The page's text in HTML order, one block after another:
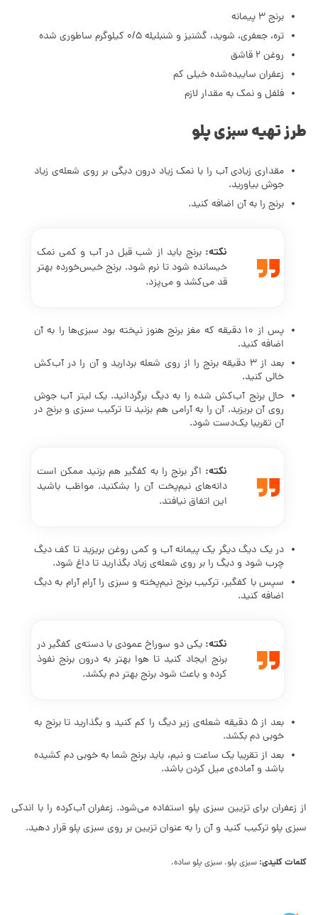
برنج 3 پیمانه
تره، جعفری، شوید، گشنیز و شنبلیله 0/5 کیلوگرم ساطوری شده
روغن 2 قاشق
زعفران ساییده‌شده خیلی کم
فلفل و نمک به مقدار لازم
طرز تهیه سبزی پلو
مقداری زیادی آب را با نمک زیاد درون دیگی بر روی شعله‌ی زیاد
جوش بیاورید.
برنج را به آن اضافه کنید.
نکته:‌ برنج باید از شب قبل در آب و کمی نمک
خیسانده شود تا نرم شود. برنج خیس‌خورده بهتر
قد می‌کشد و می‌پزد.
پس از 10 دقیقه که مغز برنج هنوز نپخته بود سبزی‌ها را به آن
اضافه کنید.
بعد از 3 دقیقه برنج را از روی شعله بردارید و آن را در آب‌کش
خالی کنید.
حال برنج آب‌کش شده را به دیگ برگردانید. یک لیتر آب جوش
روی آن بریزید. آن را به آرامی هم بزنید تا ترکیب سبزی و برنج در
آن تقریبا یک‌دست شود.
نکته: اگر برنج را به کفگیر هم بزنید ممکن است
دانه‌های نیم‌پخت آن را بشکنید. مواظب باشید
این اتفاق نیافتد.
در یک دیگ دیگر یک پیمانه آب و کمی روغن بریزید تا کف دیگ
چرب شود و دیگ را بر روی شعله‌ی زیاد بگذارید تا داغ شود.
سپس با کفگیر، ترکیب برنج نیم‌پخته و سبزی را آرام آرام به دیگ
اضافه کنید.
نکته: یکی دو سوراخ عمودی با دسته‌ی کفگیر در
برنج ایجاد کنید تا هوا بهتر به درون برنج نفوذ
کرده و باعث شود برنج بهتر دم بکشد.
بعد از 5 دقیقه شعله‌ی زیر دیگ را کم کنید و بگذارید تا برنج به
خوبی دم بکشد.
بعد از تقریبا یک ساعت و نیم، باید برنج شما به خوبی دم کشیده
باشد و آماده‌ی میل کردن باشد.
از زعفران برای تزیین سبزی پلو استفاده می‌شود. زعفران آب‌کرده را با اندکی
سبزی پلو ترکیب کنید و آن را به عنوان تزیین بر روی سبزی پلو قرار دهید.
کلمات کلیدی: سبزی پلو، سبزی پلو ساده،